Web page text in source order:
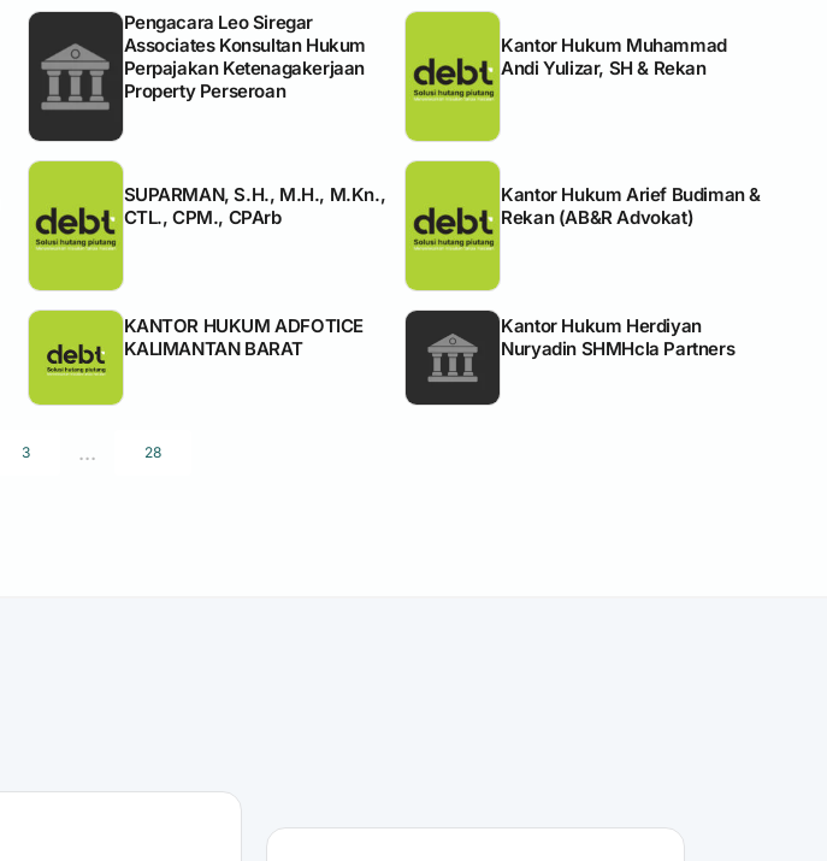
Pengacara Leo Siregar
Associates Konsultan Hukum
Perpajakan Ketenagakerjaan
Property Perseroan
Kantor Hukum Muhammad
Andi Yulizar, SH & Rekan
SUPARMAN, S.H., M.H., M.Kn.,
CTL., CPM., CPArb
Kantor Hukum Arief Budiman &
Rekan (AB&R Advokat)
KANTOR HUKUM ADFOTICE
KALIMANTAN BARAT
Kantor Hukum Herdiyan
Nuryadin SHMHcla Partners
3 ... 28